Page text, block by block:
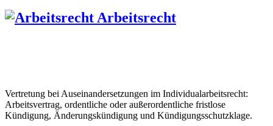
Arbeitsrecht
Vertretung bei Auseinandersetzungen im Individualarbeitsrecht:
Arbeitsvertrag, ordentliche oder außerordentliche fristlose
Kündigung, Änderungskündigung und Kündigungsschutzklage.